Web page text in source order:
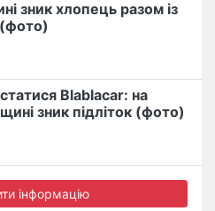
зник хлопець разом із
Blablacar: на
зник підліток (фото)
інформацію